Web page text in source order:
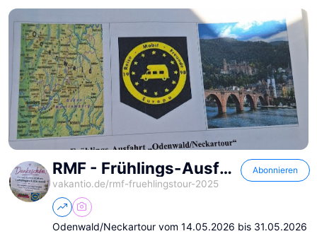
RMF - Frühlings-Ausfahrt 2026
vakantio.de/rmf-fruehlingstour-2025
Abonnieren
Odenwald/Neckartour vom 14.05.2026 bis 31.05.2026